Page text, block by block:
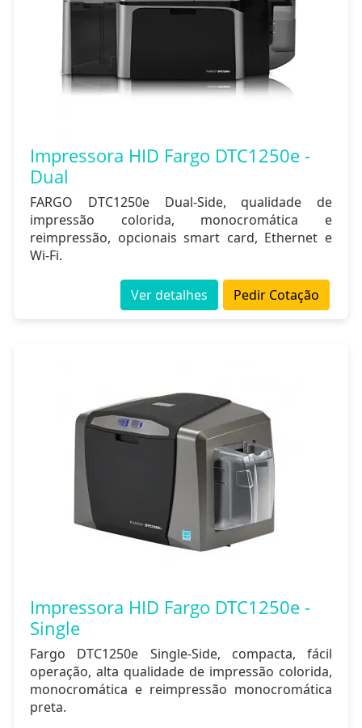
Impressora HID Fargo DTC1250e -
Dual
FARGO DTC1250e Dual-Side, qualidade de
impressão colorida, monocromática e
reimpressão, opcionais smart card, Ethernet e
Wi-Fi.
Pedir Cotação
Ver detalhes
Impressora HID Fargo DTC1250e -
Single
Fargo DTC1250e Single-Side, compacta, fácil
operação, alta qualidade de impressão colorida,
monocromática e reimpressão monocromática
preta.